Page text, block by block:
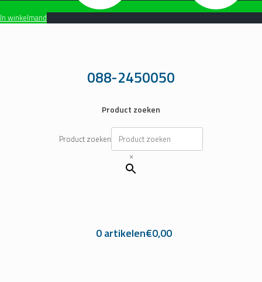
In winkelmand
088-2450050
Product zoeken
Product zoeken
×
0 artikelen€0,00